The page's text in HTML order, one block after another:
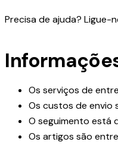
Precisa de ajuda? Ligue-
Os serviços de
Os custos de envio
O seguimento está
Os artigos são